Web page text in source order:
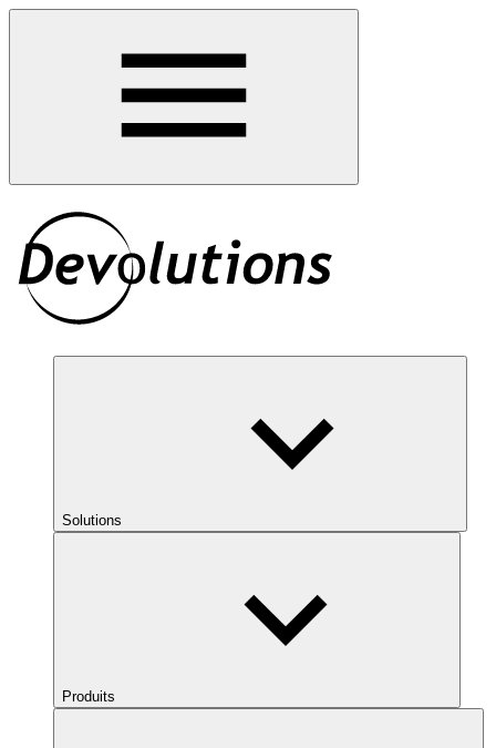
Solutions
Produits